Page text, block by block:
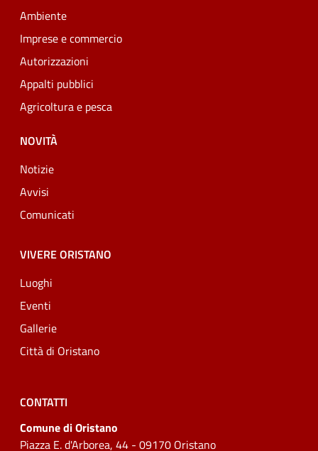
Ambiente
Imprese e commercio
Autorizzazioni
Appalti pubblici
Agricoltura e pesca
NOVITÀ
Notizie
Avvisi
Comunicati
VIVERE ORISTANO
Luoghi
Eventi
Gallerie
Città di Oristano
CONTATTI
Comune di Oristano
Piazza E. d'Arborea, 44 - 09170 Oristano